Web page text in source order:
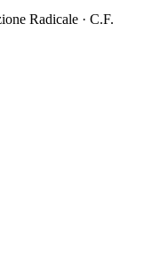
Radicale · C.F.